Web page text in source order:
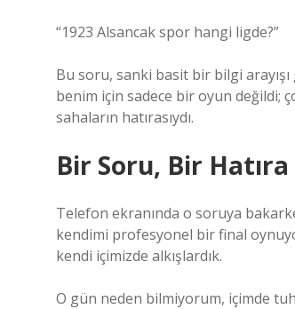
“1923 Alsancak spor hangi ligde?”
Bu soru, sanki basit bir bilgi
benim için sadece bir oyun değildi;
sahaların hatırasıydı.
Bir Soru, Bir
Telefon ekranında o soruya
kendimi profesyonel bir final
kendi içimizde alkışlardık.
O gün neden bilmiyorum, içimde